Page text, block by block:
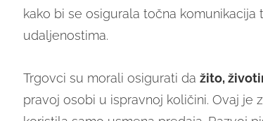
kako bi se osigurala točna
udaljenostima.
Trgovci su morali osigurati da žito,
pravoj osobi u ispravnoj količini. Ovaj je